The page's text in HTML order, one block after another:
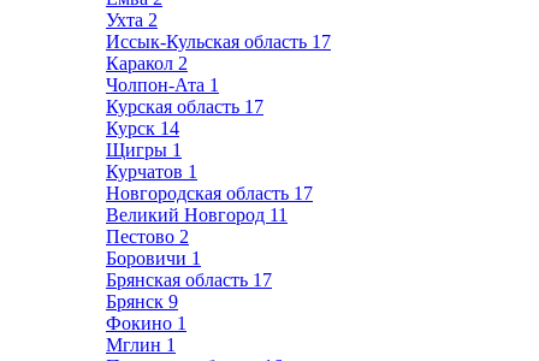
Ухта 2
Иссык-Кульская область 17
Каракол 2
Чолпон-Ата 1
Курская область 17
Курск 14
Щигры 1
Курчатов 1
Новгородская область 17
Великий Новгород 11
Пестово 2
Боровичи 1
Брянская область 17
Брянск 9
Фокино 1
Мглин 1